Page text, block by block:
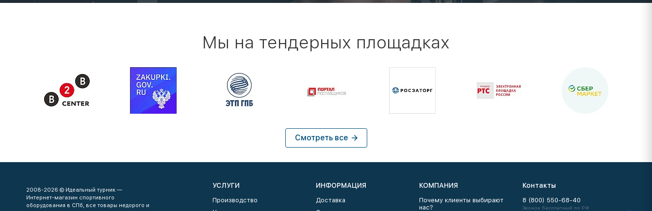
Мы на тендерных площадках
Смотреть все
2008-2026 © Идеальный турник —
Интернет-магазин спортивного
оборудования в СПб, все товары недорого и
УСЛУГИ
Производство
ИНФОРМАЦИЯ
Доставка
КОМПАНИЯ
Почему клиенты выбирают
нас?
Контакты
8 (800) 550-68-40
Звонок бесплатный по РФ